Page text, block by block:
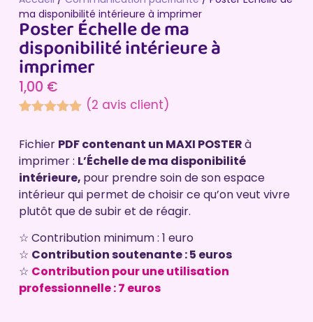
ma disponibilité intérieure à imprimer
Poster Échelle de ma
disponibilité intérieure à
imprimer
1,00 €
basé sur
notations
client
(2 avis client)
Fichier PDF contenant un MAXI POSTERà
imprimer : L’Échelle de ma disponibilité
intérieure, pour prendre soin de son espace
intérieur qui permet de choisir ce qu’on veut vivre
plutôt que de subir et de réagir.
☆ Contribution minimum : 1 euro
☆ Contribution soutenante : 5 euros
☆ Contribution pour une utilisation
professionnelle : 7 euros